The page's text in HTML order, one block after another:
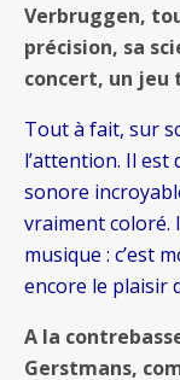
Verbruggen,
précision, sa
concert, un jeu
Tout à fait, sur
l’attention. Il est
sonore
vraiment coloré.
musique : c’est
encore le plaisir
A la
Gerstmans,